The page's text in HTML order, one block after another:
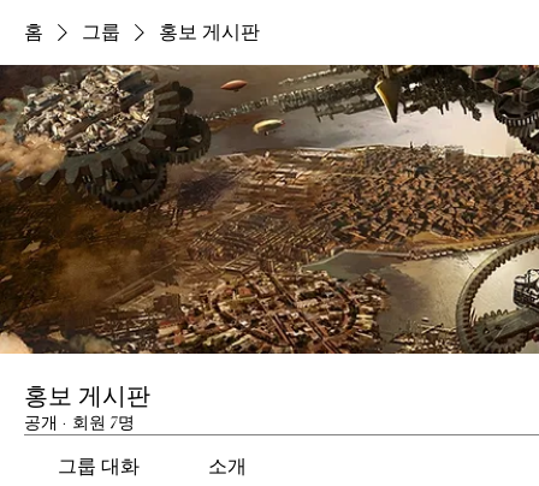
홈 그룹 홍보 게시판
홍보 게시판
공개 · 회원 7명
그룹 대화 소개